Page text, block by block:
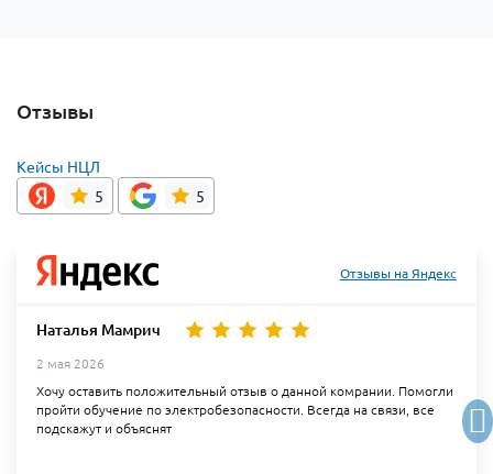
Отзывы
Кейсы НЦЛ
5
5
Отзывы на Яндекс
Наталья Мамрич
2 мая 2026
Хочу оставить положительный отзыв о данной комрании. Помогли
пройти обучение по электробезопасности. Всегда на связи, все
подскажут и объяснят